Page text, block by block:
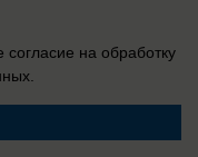
на обработку